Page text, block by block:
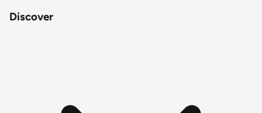
Discover